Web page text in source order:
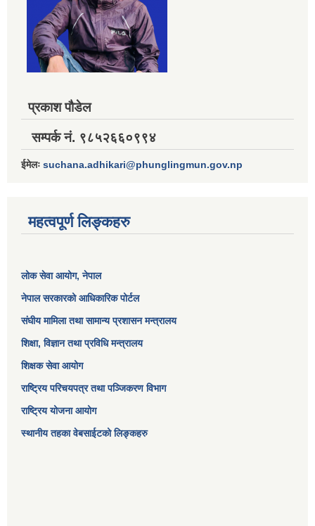
प्रकाश पौडेल
सम्पर्क नं. ९८५२६६०९९४
ईमेलः suchana.adhikari@phunglingmun.gov.np
महत्वपूर्ण लिङ्कहरु
लोक सेवा आयोग, नेपाल
नेपाल सरकारको आधिकारिक पोर्टल
संघीय मामिला तथा सामान्य प्रशासन मन्त्रालय
शिक्षा, विज्ञान तथा प्रविधि मन्त्रालय
शिक्षक सेवा आयोग
राष्ट्रिय परिचयपत्र तथा पञ्जिकरण विभाग
राष्ट्रिय योजना आयोग
स्थानीय तहका वेबसाईटको लिङ्कहरु